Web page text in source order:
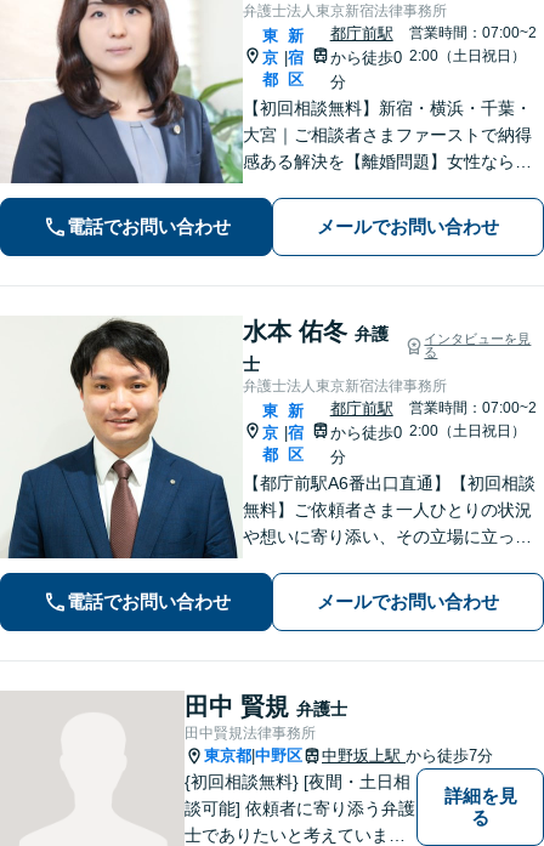
弁護士法人東京新宿法律事務所
東
京
都
|
新
宿
区
都庁前駅
から徒歩0
分
営業時間：07:00~2
2:00（土日祝日）
​​【初回相談無料】新宿・横浜・千葉・
大宮｜ご相談者さまファーストで納得
感ある解決を【離婚問題】女性ならで
らご相談ください【相続問題】事務所
相談実績1万件以上！様々な相続トラブ
電話でお問い合わせ メールでお問い合わせ
水本 佑冬 弁護
士
インタビューを見
る
弁護士法人東京新宿法律事務所
東
京
都
|
新
宿
区
都庁前駅
から徒歩0
分
営業時間：07:00~2
2:00（土日祝日）
【都庁前駅A6番出口直通】【初回相談
無料】ご依頼者さま一人ひとりの状況
や想いに寄り添い、その立場に立って
して明るい未来へ踏み出せるよう、誠
実に向き合い、全力を尽くします！
電話でお問い合わせ メールでお問い合わせ
田中 賢規 弁護士
田中賢規法律事務所
東京都 中野区 中野坂上駅 から徒歩7分
{初回相談無料} [夜間・土日相
談可能] 依頼者に寄り添う弁護
士でありたいと考えていま
詳細を見
る